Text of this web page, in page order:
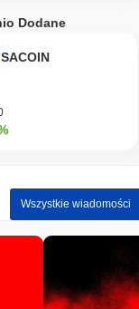
Dodane
SACOIN
Wszystkie wiadomości